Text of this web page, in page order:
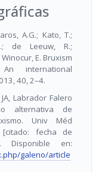
A.G.; Kato, T.;
de Leeuw, R.;
E. Bruxism
international
40, 2–4.
Labrador Falero
alternativa de
Univ Méd
fecha de
Disponible en:
galeno/article